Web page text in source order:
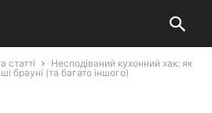
статті
Несподіваний кухонний хак: як
брауні (та багато іншого)